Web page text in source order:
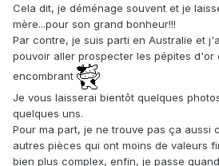
Cela dit, je déménage souvent et je
mère...pour son grand bonheur!!!
Par contre, je suis parti en Australie et
pouvoir aller prospecter les pépites d'or
encombrant
Je vous laisserai bientôt quelques
quelques uns.
Pour ma part, je ne trouve pas ça aussi
autres pièces qui ont moins de valeurs
bien plus complex, enfin, je passe